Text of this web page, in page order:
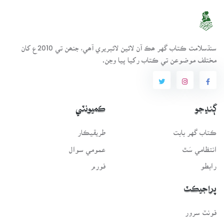
سنڌسلامت ڪتاب گهر ھڪ آن لائين لائبريري آھي، جنھن تي 2010ع کان
مختلف موضوعن تي ڪتاب رکيا پيا وڃن.
ڳنڍجو
ڪتاب گهر بابت
انتظامي سَٿ
رابطو
ڪميونٽي
طريقيڪار
عمومي سوال
فورم
پراجيڪٽ